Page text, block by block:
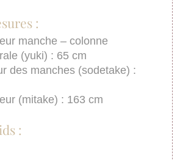
:
manche – colonne
(yuki) : 65 cm
des manches (sodetake) :
(mitake) : 163 cm
: